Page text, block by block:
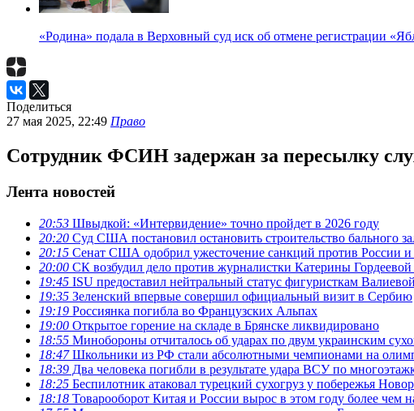
«Родина» подала в Верховный суд иск об отмене регистрации
Поделиться
27 мая 2025, 22:49 Право
Сотрудник ФСИН задержан за пересылку
Лента новостей
20:53 Швыдкой: «Интервидение» точно пройдет в 2026 году
20:20 Суд США постановил остановить строительство бального
20:15 Сенат США одобрил ужесточение санкций против России
20:00 СК возбудил дело против журналистки Катерины
19:45 ISU предоставил нейтральный статус фигуристкам
19:35 Зеленский впервые совершил официальный визит в Сербию
19:19 Россиянка погибла во Французских Альпах
19:00 Открытое горение на складе в Брянске ликвидировано
18:55 Минобороны отчиталось об ударах по двум украинским
18:47Школьники из РФ стали абсолютными чемпионами на
18:39 Два человека погибли в результате удара ВСУ по
18:25 Беспилотник атаковал турецкий сухогруз у побережья
18:18 Товарооборот Китая и России вырос в этом году более чем